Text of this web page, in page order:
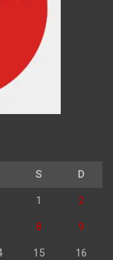
S D
1 2
8 9
15 16